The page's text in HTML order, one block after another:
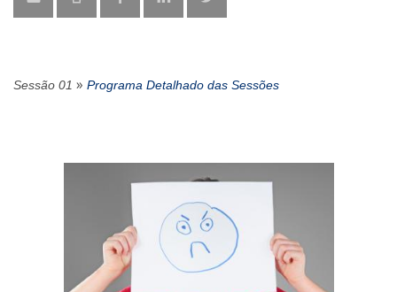
Sessão 01 » Programa Detalhado das Sessões